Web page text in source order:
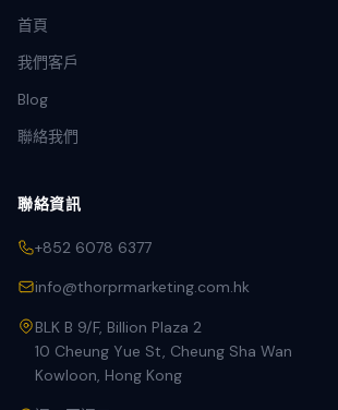
首頁
我們客戶
Blog
聯絡我們
聯絡資訊
+852 6078 6377
info@thorprmarketing.com.hk
BLK B 9/F, Billion Plaza 2
10 Cheung Yue St, Cheung Sha Wan
Kowloon, Hong Kong